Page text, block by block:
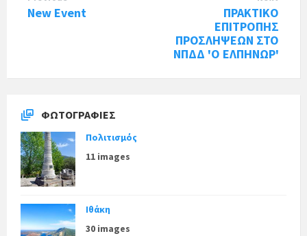
New Event
ΠΡΑΚΤΙΚΟ
ΕΠΙΤΡΟΠΗΣ
ΠΡΟΣΛΗΨΕΩΝ ΣΤΟ
ΝΠΔΔ 'Ο ΕΛΠΗΝΩΡ'
ΦΩΤΟΓΡΑΦΊΕΣ
Πολιτισμός
11 images
Ιθάκη
30 images